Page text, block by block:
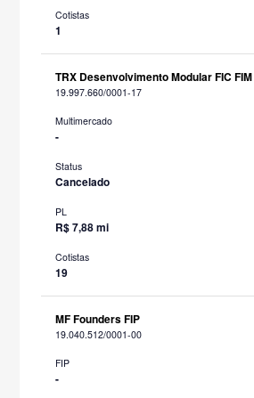
Cotistas
1
TRX Desenvolvimento Modular FIC FIM
19.997.660/0001-17
Multimercado
-
Status
Cancelado
PL
R$ 7,88 mi
Cotistas
19
MF Founders FIP
19.040.512/0001-00
FIP
-